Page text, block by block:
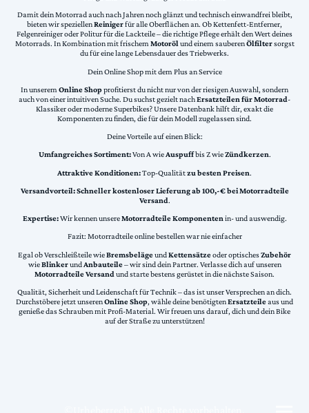
Damit dein Motorrad auch nach Jahren noch glänzt und technisch einwandfrei bleibt,
bieten wir speziellenReinigerfür alle Oberflächen an. Ob Kettenfett-Entferner,
Felgenreiniger oder Politur für die Lackteile – die richtige Pflege erhält den Wert deines
Motorrads. In Kombination mit frischemMotorölund einem sauberenÖlfiltersorgst
du für eine lange Lebensdauer des Triebwerks.
Dein Online Shop mit dem Plus an Service
In unserem Online Shopprofitierst du nicht nur von der riesigen Auswahl, sondern
auch von einer intuitiven Suche. Du suchst gezielt nachErsatzteilen für Motorrad-
Klassiker oder moderne Superbikes? Unsere Datenbank hilft dir, exakt die
Komponenten zu finden, die für dein Modell zugelassen sind.
Deine Vorteile auf einen Blick:
Umfangreiches Sortiment:Von A wieAuspuffbis Z wieZündkerzen.
Attraktive Konditionen:Top-Qualitätzu besten Preisen.
Versandvorteil:Schneller kostenloser Lieferung ab 100,-€ bei Motorradteile
Versand.
Expertise:Wir kennen unsereMotorradteile Komponentenin- und auswendig.
Fazit: Motorradteile online bestellen war nie einfacher
Egal ob Verschleißteile wieBremsbelägeundKettensätzeoder optischesZubehör
wieBlinkerundAnbauteile– wir sind dein Partner. Verlasse dich auf unseren
Motorradteile Versand und starte bestens gerüstet in die nächste Saison.
Qualität, Sicherheit und Leidenschaft für Technik – das ist unser Versprechen an dich.
Durchstöbere jetzt unserenOnline Shop, wähle deine benötigtenErsatzteileaus und
genieße das Schrauben mit Profi-Material. Wir freuen uns darauf, dich und dein Bike
auf der Straße zu unterstützen!